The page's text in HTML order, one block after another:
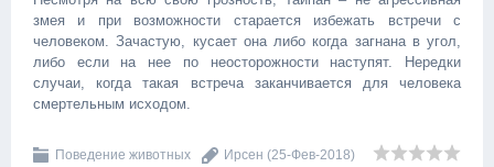
змея и при возможности старается избежать встречи с
человеком. Зачастую, кусает она либо когда загнана в угол,
либо если на нее по неосторожности наступят. Нередки
случаи, когда такая встреча заканчивается для человека
смертельным исходом.
Поведение животных Ирсен (25-Фев-2018)